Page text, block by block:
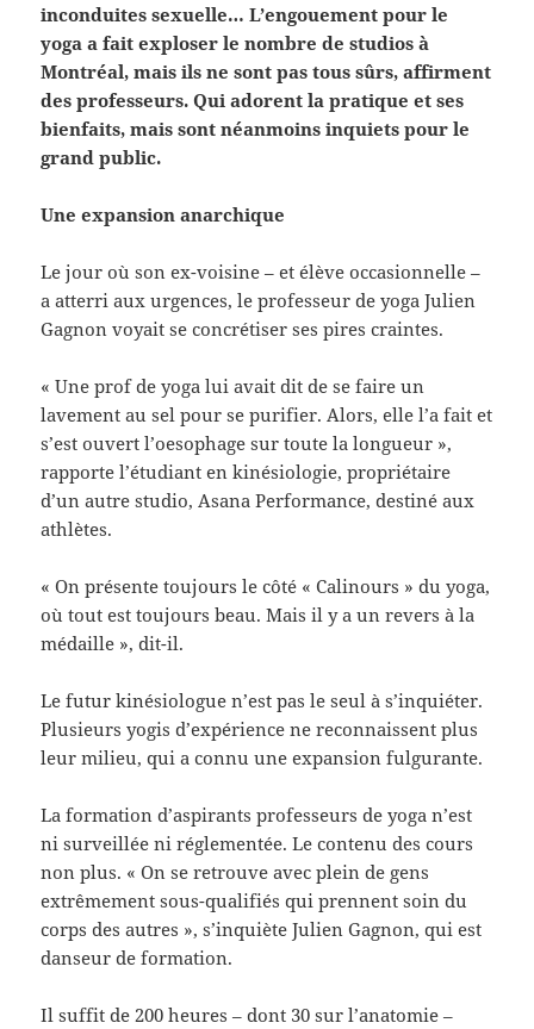
inconduites sexuelle… L’engouement pour le
yoga a fait exploser le nombre de studios à
Montréal, mais ils ne sont pas tous sûrs, affirment
des professeurs. Qui adorent la pratique et ses
bienfaits, mais sont néanmoins inquiets pour le
grand public.
Une expansion anarchique
Le jour où son ex-voisine – et élève occasionnelle –
a atterri aux urgences, le professeur de yoga Julien
Gagnon voyait se concrétiser ses pires craintes.
« Une prof de yoga lui avait dit de se faire un
lavement au sel pour se purifier. Alors, elle l’a fait et
s’est ouvert l’oesophage sur toute la longueur »,
rapporte l’étudiant en kinésiologie, propriétaire
d’un autre studio, Asana Performance, destiné aux
athlètes.
« On présente toujours le côté « Calinours » du yoga,
où tout est toujours beau. Mais il y a un revers à la
médaille », dit-il.
Le futur kinésiologue n’est pas le seul à s’inquiéter.
Plusieurs yogis d’expérience ne reconnaissent plus
leur milieu, qui a connu une expansion fulgurante.
La formation d’aspirants professeurs de yoga n’est
ni surveillée ni réglementée. Le contenu des cours
non plus. « On se retrouve avec plein de gens
extrêmement sous-qualifiés qui prennent soin du
corps des autres », s’inquiète Julien Gagnon, qui est
danseur de formation.
Il suffit de 200 heures – dont 30 sur l’anatomie –